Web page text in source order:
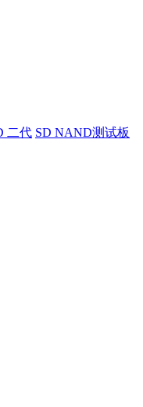
二代 SD NAND测试板